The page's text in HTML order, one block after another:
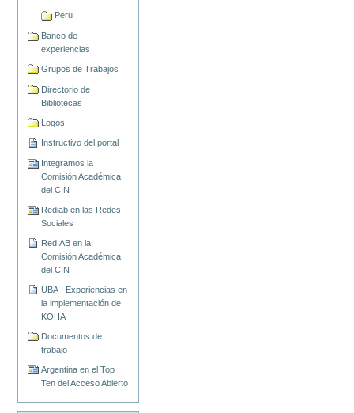
Peru
Banco de
experiencias
Grupos de Trabajos
Directorio de
Bibliotecas
Logos
Instructivo del portal
Integramos la
Comisión Académica
del CIN
Rediab en las Redes
Sociales
RedIAB en la
Comisión Académica
del CIN
UBA - Experiencias en
la implementación de
KOHA
Documentos de
trabajo
Argentina en el Top
Ten del Acceso Abierto